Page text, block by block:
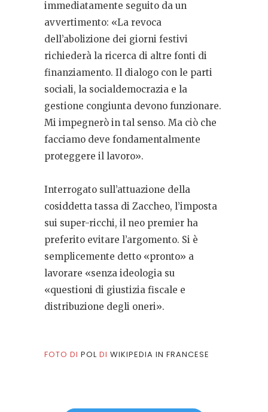
immediatamente seguito da un
avvertimento: «La revoca
dell’abolizione dei giorni festivi
richiederà la ricerca di altre fonti di
finanziamento. Il dialogo con le parti
sociali, la socialdemocrazia e la
gestione congiunta devono funzionare.
Mi impegnerò in tal senso. Ma ciò che
facciamo deve fondamentalmente
proteggere il lavoro».
Interrogato sull’attuazione della
cosiddetta tassa di Zaccheo, l’imposta
sui super-ricchi, il neo premier ha
preferito evitare l’argomento. Si è
semplicemente detto «pronto» a
lavorare «senza ideologia su
«questioni di giustizia fiscale e
distribuzione degli oneri».
FOTO DI POL DI WIKIPEDIA IN FRANCESE